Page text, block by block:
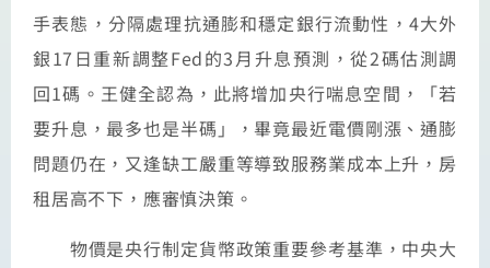
手表態，分隔處理抗通膨和穩定銀行流動性，4大外
銀17日重新調整Fed的3月升息預測，從2碼估測調
回1碼。王健全認為，此將增加央行喘息空間，「若
要升息，最多也是半碼」，畢竟最近電價剛漲、通膨
問題仍在，又逢缺工嚴重等導致服務業成本上升，房
租居高不下，應審慎決策。
物價是央行制定貨幣政策重要參考基準，中央大